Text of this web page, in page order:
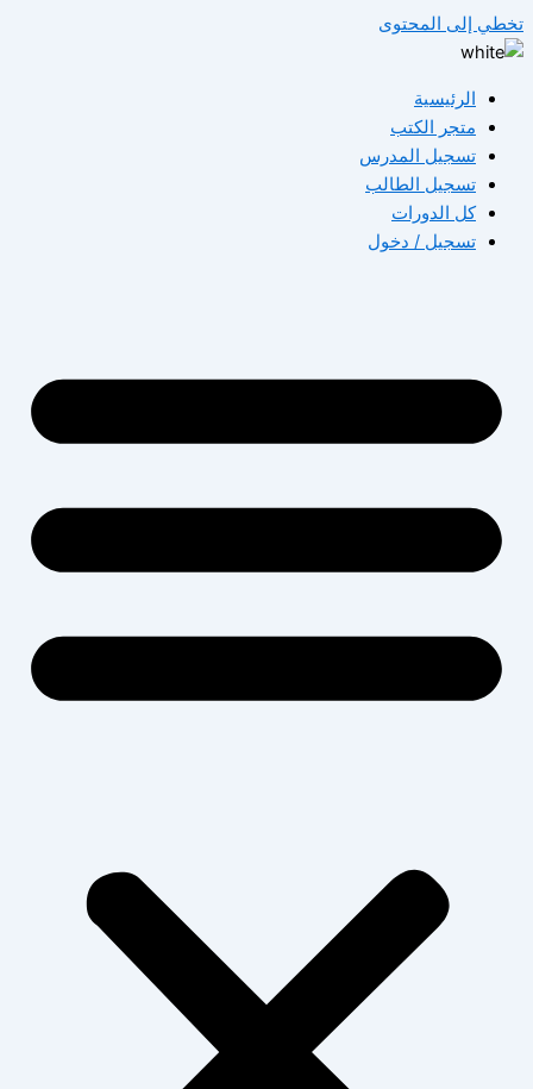
إلى المحتوى
الرئيسية
متجر الكتب
تسجيل المدرس
تسجيل الطالب
كل الدورات
تسجيل / دخول